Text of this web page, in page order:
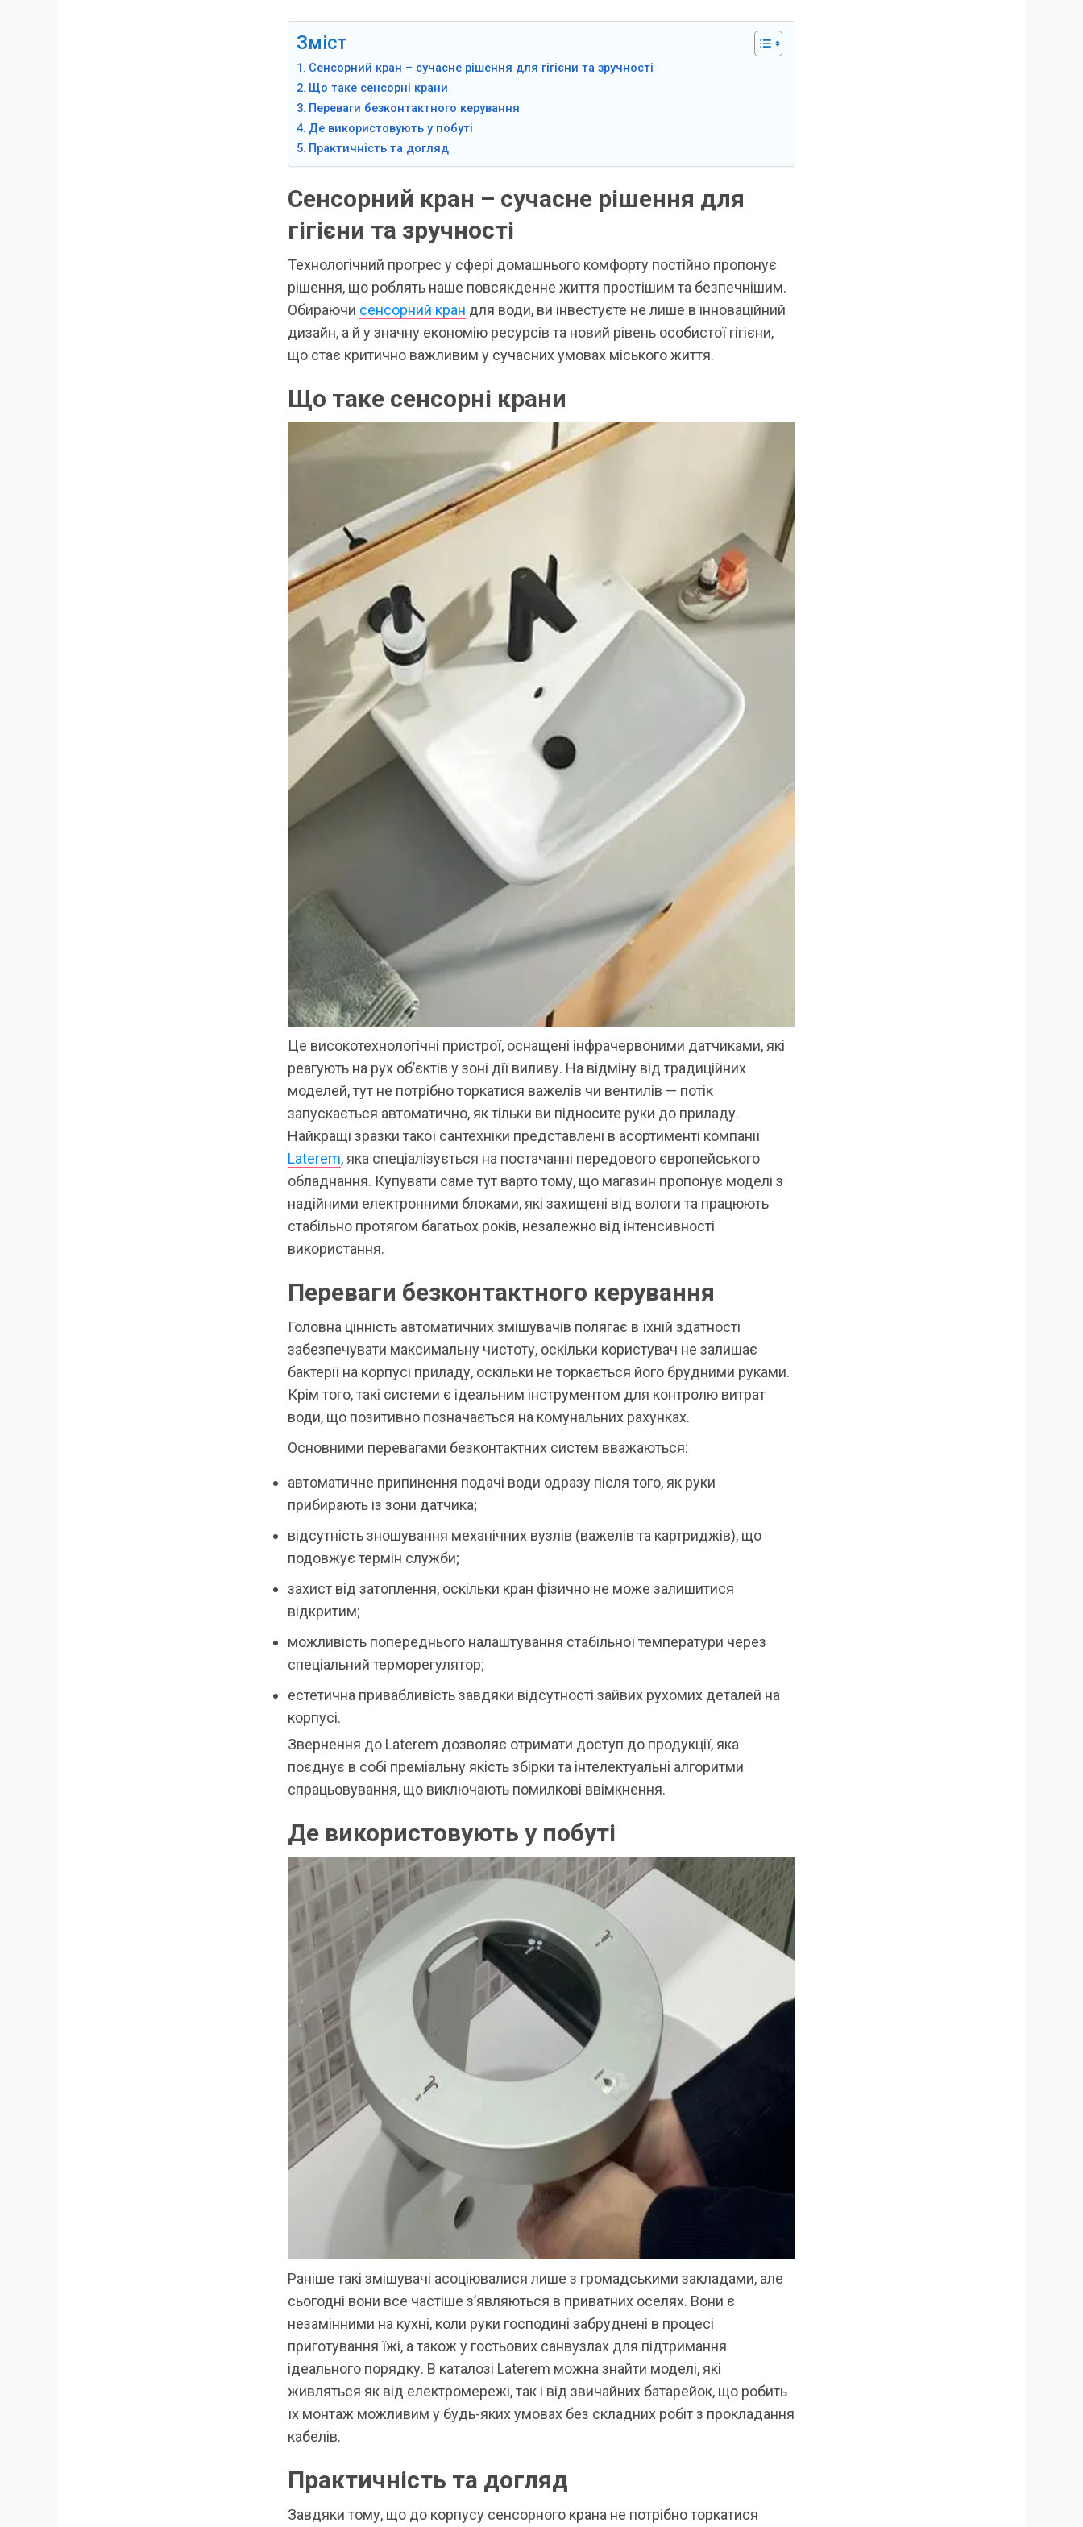
Зміст
Сенсорний кран – сучасне рішення для гігієни та зручності
Що таке сенсорні крани
Переваги безконтактного керування
Де використовують у побуті
Практичність та догляд
Сенсорний кран – сучасне рішення для
гігієни та зручності
Технологічний прогрес у сфері домашнього комфорту постійно пропонує
рішення, що роблять наше повсякденне життя простішим та безпечнішим.
Обираючи сенсорний кран для води, ви інвестуєте не лише в інноваційний
дизайн, а й у значну економію ресурсів та новий рівень особистої гігієни,
що стає критично важливим у сучасних умовах міського життя.
Що таке сенсорні крани
Це високотехнологічні пристрої, оснащені інфрачервоними датчиками, які
реагують на рух об’єктів у зоні дії виливу. На відміну від традиційних
моделей, тут не потрібно торкатися важелів чи вентилів — потік
запускається автоматично, як тільки ви підносите руки до приладу.
Найкращі зразки такої сантехніки представлені в асортименті компанії
Laterem, яка спеціалізується на постачанні передового європейського
обладнання. Купувати саме тут варто тому, що магазин пропонує моделі з
надійними електронними блоками, які захищені від вологи та працюють
стабільно протягом багатьох років, незалежно від інтенсивності
використання.
Переваги безконтактного керування
Головна цінність автоматичних змішувачів полягає в їхній здатності
забезпечувати максимальну чистоту, оскільки користувач не залишає
бактерії на корпусі приладу, оскільки не торкається його брудними руками.
Крім того, такі системи є ідеальним інструментом для контролю витрат
води, що позитивно позначається на комунальних рахунках.
Основними перевагами безконтактних систем вважаються:
автоматичне припинення подачі води одразу після того, як руки
прибирають із зони датчика;
відсутність зношування механічних вузлів (важелів та картриджів), що
подовжує термін служби;
захист від затоплення, оскільки кран фізично не може залишитися
відкритим;
можливість попереднього налаштування стабільної температури через
спеціальний терморегулятор;
естетична привабливість завдяки відсутності зайвих рухомих деталей на
корпусі.
Звернення до Laterem дозволяє отримати доступ до продукції, яка
поєднує в собі преміальну якість збірки та інтелектуальні алгоритми
спрацьовування, що виключають помилкові ввімкнення.
Де використовують у побуті
Раніше такі змішувачі асоціювалися лише з громадськими закладами, але
сьогодні вони все частіше з’являються в приватних оселях. Вони є
незамінними на кухні, коли руки господині забруднені в процесі
приготування їжі, а також у гостьових санвузлах для підтримання
ідеального порядку. В каталозі Laterem можна знайти моделі, які
живляться як від електромережі, так і від звичайних батарейок, що робить
їх монтаж можливим у будь-яких умовах без складних робіт з прокладання
кабелів.
Практичність та догляд
Завдяки тому, що до корпусу сенсорного крана не потрібно торкатися